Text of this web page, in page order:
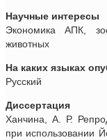
Научные интересы
Экономика АПК,
животных
На каких языках
Русский
Диссертация
Ханчина, А. Р.
при использовании